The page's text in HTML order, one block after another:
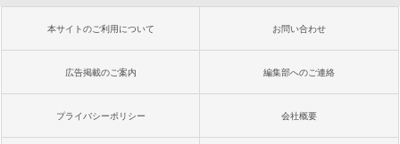
本サイトのご利用について お問い合わせ
広告掲載のご案内 編集部へのご連絡
プライバシーポリシー 会社概要